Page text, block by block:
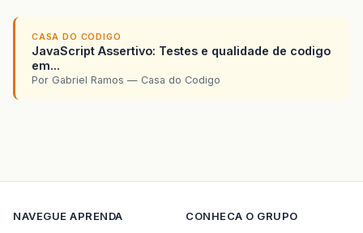
CASA DO CODIGO
JavaScript Assertivo: Testes e qualidade de codigo
em...
Por Gabriel Ramos — Casa do Codigo
NAVEGUE APRENDA CONHECA O GRUPO